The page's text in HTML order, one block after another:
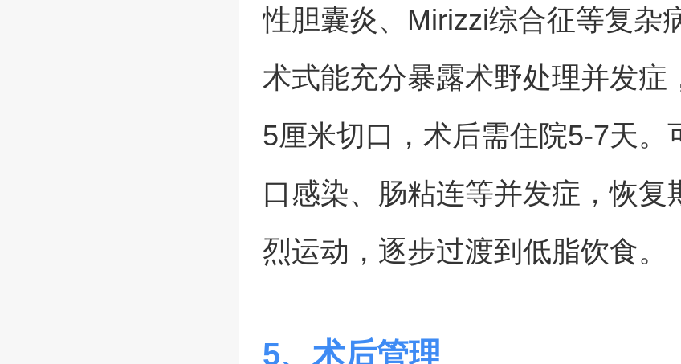
性胆囊炎、Mirizzi综合征等复杂
术式能充分暴露术野处理并发症
5厘米切口，术后需住院5-7天。
口感染、肠粘连等并发症，恢复
烈运动，逐步过渡到低脂饮食。
5、术后管理